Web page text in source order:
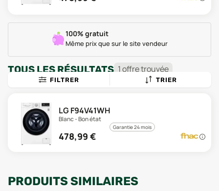
100% gratuit
Même prix que sur le site vendeur
TOUS LES RÉSULTATS 1offretrouvée
FILTRER TRIER
LG F94V41WH
Blanc - Bon état
Garantie 24 mois
478,99 €
PRODUITS SIMILAIRES